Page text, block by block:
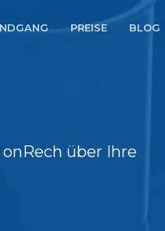
PREISE BLOG
über Ihre